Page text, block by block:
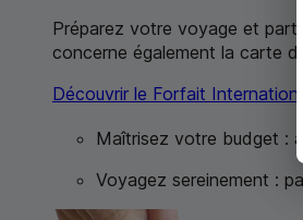
Préparez votre voyage et
concerne également la carte
Découvrir le Forfait International
Maîtrisez votre budget :
Voyagez sereinement :